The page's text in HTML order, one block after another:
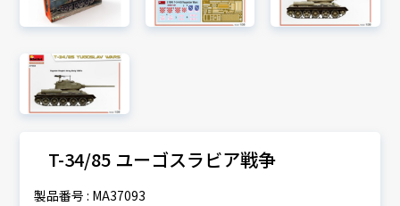
T-34/85 ユーゴスラビア戦争
製品番号 : MA37093